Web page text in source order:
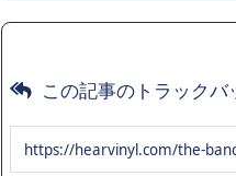
この記事のトラックバ